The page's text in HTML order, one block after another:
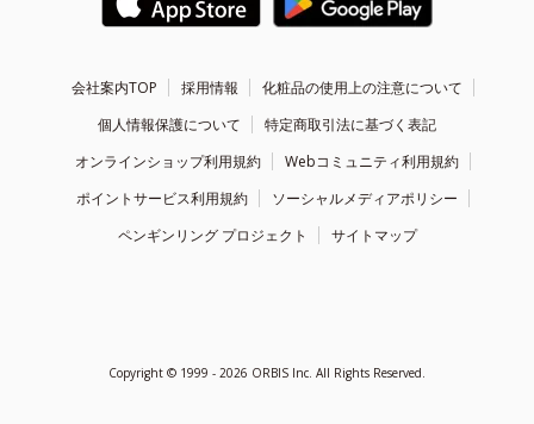
会社案内TOP 採用情報
化粧品の使用上の注意について
個人情報保護について
特定商取引法に基づく表記
オンラインショップ利用規約
Webコミュニティ利用規約
ポイントサービス利用規約
ソーシャルメディアポリシー
ペンギンリング プロジェクト
サイトマップ
Copyright © 1999 - 2026 ORBIS Inc. All Rights Reserved.